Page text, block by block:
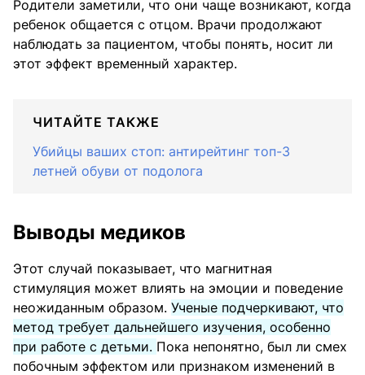
Родители заметили, что они чаще возникают, когда
ребенок общается с отцом. Врачи продолжают
наблюдать за пациентом, чтобы понять, носит ли
этот эффект временный характер.
ЧИТАЙТЕ ТАКЖЕ
Убийцы ваших стоп: антирейтинг топ-3
летней обуви от подолога
Выводы медиков
Этот случай показывает, что магнитная
стимуляция может влиять на эмоции и поведение
неожиданным образом. Ученые подчеркивают, что
метод требует дальнейшего изучения, особенно
при работе с детьми. Пока непонятно, был ли смех
побочным эффектом или признаком изменений в